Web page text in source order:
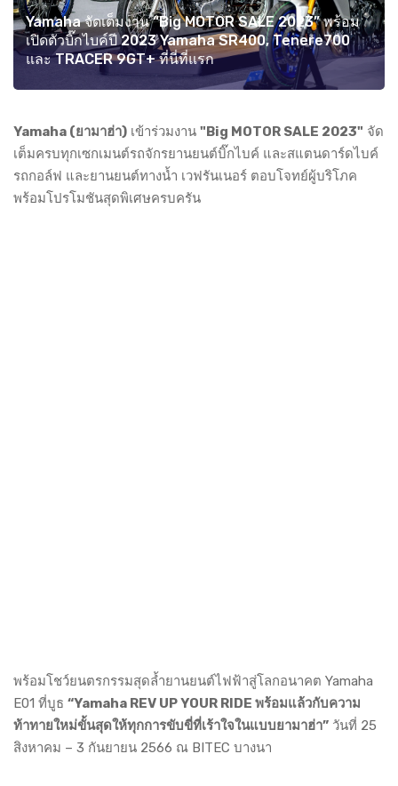
Yamaha จัดเต็มงาน “Big MOTOR SALE 2023” พร้อม
เปิดตัวบิ๊กไบค์ปี 2023 Yamaha SR400, Tenere700
และ TRACER 9GT+ ที่นี่ที่แรก
Yamaha (ยามาฮ่า) เข้าร่วมงาน "Big MOTOR SALE 2023" จัด
เต็มครบทุกเซกเมนต์รถจักรยานยนต์บิ๊กไบค์ และสแตนดาร์ดไบค์
รถกอล์ฟ และยานยนต์ทางน้ำ เวฟรันเนอร์ ตอบโจทย์ผู้บริโภค
พร้อมโปรโมชันสุดพิเศษครบครัน
พร้อมโชว์ยนตรกรรมสุดล้ำยานยนต์ไฟฟ้าสู่โลกอนาคต Yamaha
E01 ที่บูธ “Yamaha REV UP YOUR RIDE พร้อมแล้วกับความ
ท้าทายใหม่ขั้นสุดให้ทุกการขับขี่ที่เร้าใจในแบบยามาฮ่า” วันที่ 25
สิงหาคม – 3 กันยายน 2566 ณ BITEC บางนา